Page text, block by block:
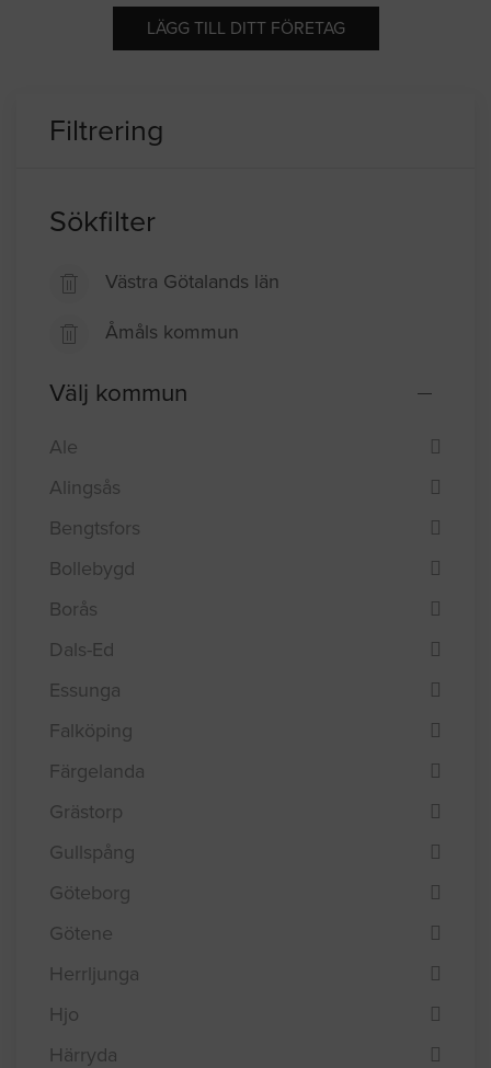
LÄGG TILL DITT FÖRETAG
Filtrering
Sökfilter
Västra Götalands län
Åmåls kommun
Välj kommun
Ale
Alingsås
Bengtsfors
Bollebygd
Borås
Dals-Ed
Essunga
Falköping
Färgelanda
Grästorp
Gullspång
Göteborg
Götene
Herrljunga
Hjo
Härryda